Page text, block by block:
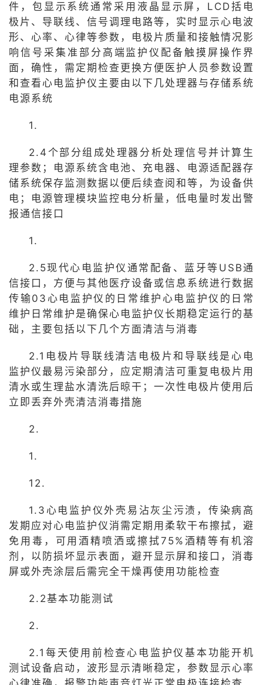
件，包显示系统通常采用液晶显示屏，LCD括电
极片、导联线、信号调理电路等，实时显示心电波
形、心率、心律等参数，电极片质量和接触情况影
响信号采集准部分高端监护仪配备触摸屏操作界
面，确性，需定期检查更换方便医护人员参数设置
和查看心电监护仪主要由以下几处理器与存储系统
电源系统
1.
2.4个部分组成处理器分析处理信号并计算生
理参数；电源系统含电池、充电器、电源适配器存
储系统保存监测数据以便后续查阅和等，为设备供
电；电源管理模块监控电分析量，低电量时发出警
报通信接口
1.
2.5现代心电监护仪通常配备、蓝牙等USB通
信接口，方便与其他医疗设备或信息系统进行数据
传输03心电监护仪的日常维护心电监护仪的日常
维护日常维护是确保心电监护仪长期稳定运行的基
础，主要包括以下几个方面清洁与消毒
2.1电极片导联线清洁电极片和导联线是心电
监护仪最易污染部分，应定期清洁可重复电极片用
清水或生理盐水清洗后晾干；一次性电极片使用后
立即丢弃外壳清洁消毒措施
2.
1.
12.
1.3心电监护仪外壳易沾灰尘污渍，传染病高
发期应对心电监护仪消需定期用柔软干布擦拭，避
免用毒，可用酒精喷洒或擦拭75%酒精等有机溶
剂，以防损坏显示表面，避开显示屏和接口，消毒
屏或外壳涂层后需完全干燥再使用功能检查
2.2基本功能测试
2.
2.1每天使用前检查心电监护仪基本功能开机
测试设备启动，波形显示清晰稳定，参数显示心率